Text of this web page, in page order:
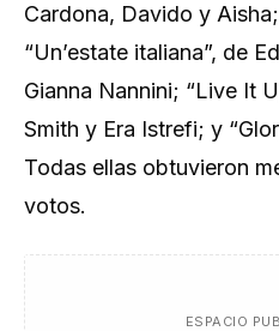
Cardona, Davido y
“Un’estate italiana”, de
Gianna Nannini; “Live It
Smith y Era Istrefi; y
Todas ellas obtuvieron
votos.
ESPACIO